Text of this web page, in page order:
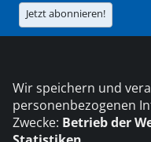
Jetzt abonnieren!
Die DVS Media
Wir speichern und
personenbezogenen
Zwecke: Betrieb der